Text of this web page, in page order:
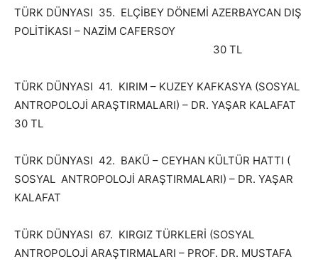
TÜRK DÜNYASI 35. ELÇİBEY DÖNEMİ AZERBAYCAN DIŞ
POLİTİKASI – NAZİM CAFERSOY
30 TL
TÜRK DÜNYASI 41. KIRIM – KUZEY KAFKASYA (SOSYAL
ANTROPOLOJİ ARAŞTIRMALARI) – DR. YAŞAR KALAFAT
30 TL
TÜRK DÜNYASI 42. BAKÜ – CEYHAN KÜLTÜR HATTI (
SOSYAL ANTROPOLOJİ ARAŞTIRMALARI) – DR. YAŞAR
KALAFAT
TÜRK DÜNYASI 67. KIRGIZ TÜRKLERİ (SOSYAL
ANTROPOLOJİ ARAŞTIRMALARI – PROF. DR. MUSTAFA